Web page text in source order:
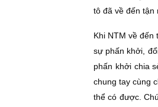
tô đã về đến tận
Khi NTM về đến
sự phấn khởi,
phấn khởi chia
chung tay cùng
thể có được.